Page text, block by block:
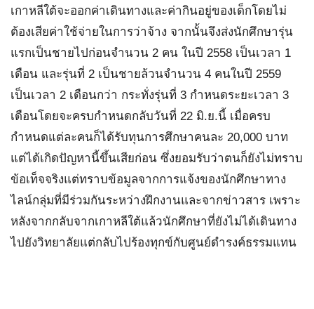
เกาหลีใต้จะออกค่าเดินทางและค่ากินอยู่ของเด็กโดยไม่
ต้องเสียค่าใช้จ่ายในการว่าจ้าง จากนั้นจึงส่งนักศึกษารุ่น
แรกเป็นชายไปก่อนจำนวน 2 คน ในปี 2558 เป็นเวลา 1
เดือน และรุ่นที่ 2 เป็นชายล้วนจำนวน 4 คนในปี 2559
เป็นเวลา 2 เดือนกว่า กระทั่งรุ่นที่ 3 กำหนดระยะเวลา 3
เดือนโดยจะครบกำหนดกลับวันที่ 22 มิ.ย.นี้ เมื่อครบ
กำหนดแต่ละคนก็ได้รับทุนการศึกษาคนละ 20,000 บาท
แต่ได้เกิดปัญหานี้ขึ้นเสียก่อน ซึ่งยอมรับว่าตนก็ยังไม่ทราบ
ข้อเท็จจริงแต่ทราบข้อมูลจากการแจ้งของนักศึกษาทาง
ไลน์กลุ่มที่มีร่วมกันระหว่างฝึกงานและจากข่าวสาร เพราะ
หลังจากกลับจากเกาหลีใต้แล้วนักศึกษาที่ยังไม่ได้เดินทาง
ไปยังวิทยาลัยแต่กลับไปร้องทุกข์กับศูนย์ดำรงค์ธรรมแทน